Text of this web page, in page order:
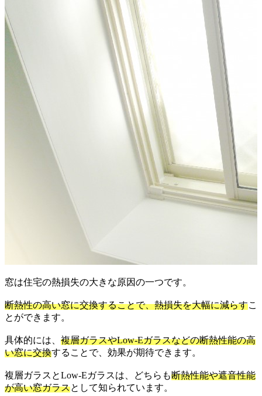
窓は住宅の熱損失の大きな原因の一つです。
断熱性の高い窓に交換することで、熱損失を大幅に減らすこ
とができます。
具体的には、 複層ガラスやLow-Eガラスなどの断熱性能の高
い窓に交換することで、効果が期待できます。
複層ガラスとLow-Eガラスは、どちらも断熱性能や遮音性能
が高い窓ガラスとして知られています。